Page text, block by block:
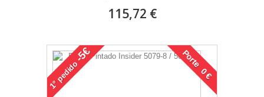
115,72 €
1°
pedido
-5€ Porte 0 €